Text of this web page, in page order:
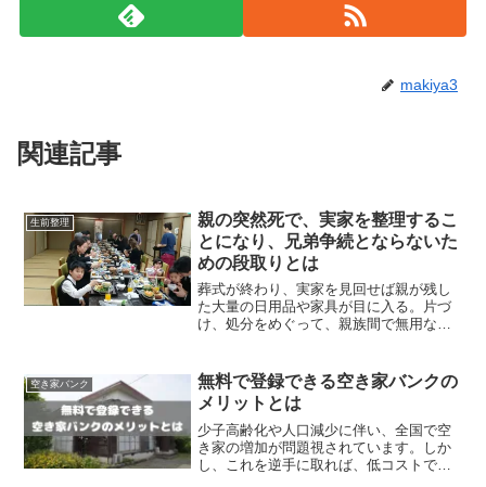
makiya3
関連記事
生前整理
親の突然死で、実家を整理するこ
とになり、兄弟争続とならないた
めの段取りとは
葬式が終わり、実家を見回せば親が残し
た大量の日用品や家具が目に入る。片づ
け、処分をめぐって、親族間で無用なト
つ 実家の片付けをめぐって、兄弟間の争
いの火種となるような...
空き家バンク
無料で登録できる空き家バンクの
メリットとは
少子高齢化や人口減少に伴い、全国で空
き家の増加が問題視されています。しか
し、これを逆手に取れば、低コストで理